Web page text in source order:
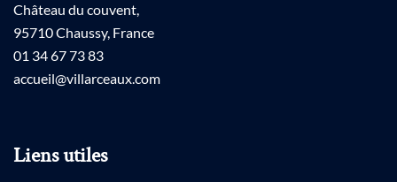
Château du couvent,
95710 Chaussy, France
01 34 67 73 83
accueil@villarceaux.com
Liens utiles